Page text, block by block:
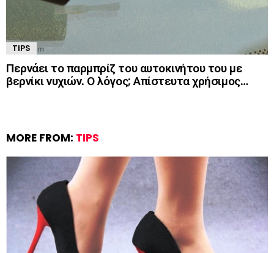
TIPS
Περνάει το παρμπρίζ του αυτοκινήτου του με
βερνίκι νυχιών. Ο λόγος; Απίστευτα χρήσιμος…
MORE FROM: TIPS